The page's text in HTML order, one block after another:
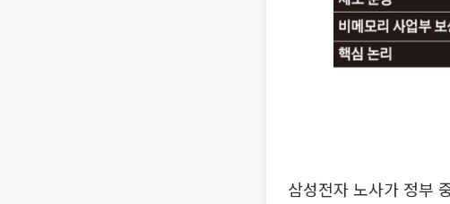
삼성전자 노사가 정부